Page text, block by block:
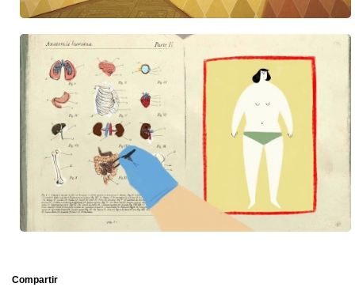
Compartir